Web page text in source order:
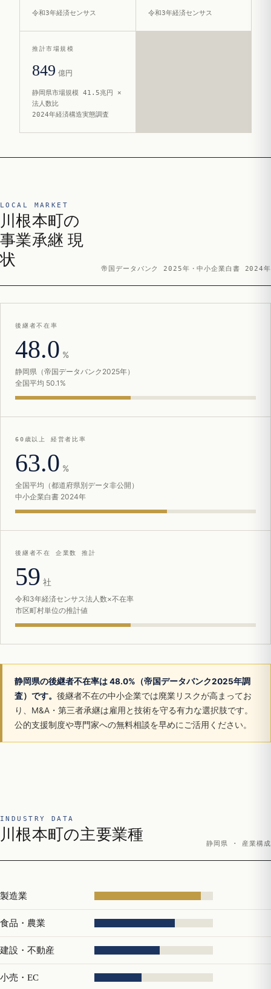
令和3年経済センサス 令和3年経済センサス
推計市場規模
849 億円
静岡県市場規模 41.5兆円 ×
法人数比
2024年経済構造実態調査
LOCAL MARKET
川根本町の
事業承継 現
状
帝国データバンク 2025年・中小企業白書 2024年
後継者不在率
48.0 %
静岡県（帝国データバンク2025年）
全国平均 50.1%
60歳以上 経営者比率
63.0 %
全国平均（都道府県別データ非公開）
中小企業白書 2024年
後継者不在 企業数 推計
59 社
令和3年経済センサス法人数×不在率
市区町村単位の推計値
静岡県の後継者不在率は 48.0%（帝国データバンク2025年調
査）です。 後継者不在の中小企業では廃業リスクが高まってお
り、M&A・第三者承継は雇用と技術を守る有力な選択肢です。
公的支援制度や専門家への無料相談を早めにご活用ください。
INDUSTRY DATA
川根本町の主要業種
静岡県 · 産業構成
製造業
食品・農業
建設・不動産
小売・EC